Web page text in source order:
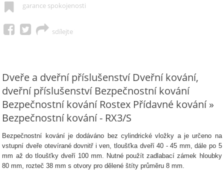
garance spokojenosti
sdílejte
Dveře a dveřní příslušenství Dveřní kování,
dveřní příslušenství Bezpečnostní kování
Bezpečnostní kování Rostex Přídavné kování »
Bezpečnostní kování - RX3/S
Bezpečnostní kování je dodáváno bez cylindrické vložky a je určeno na
vstupní dveře otevírané dovnitř i ven, tloušťka dveří 40 - 45 mm, dále po 5
mm až do tloušťky dveří 100 mm. Nutné použít zadlabací zámek hloubky
80 mm, rozteč 38 mm s otvory pro dělené štíty průměru 8 mm.